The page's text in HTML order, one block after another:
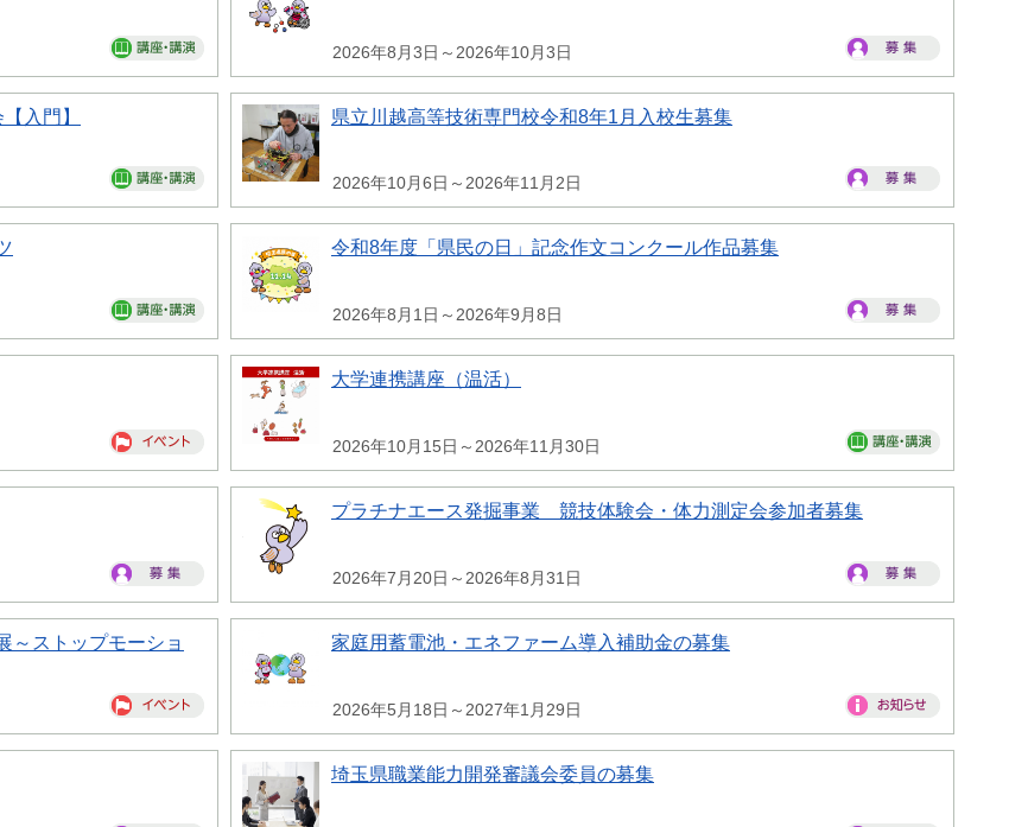
2026年8月3日～2026年10月3日
入門】 県立川越高等技術専門校令和8年1月入校生募集
2026年10月6日～2026年11月2日
令和8年度「県民の日」記念作文コンクール作品募集
2026年8月1日～2026年9月8日
大学連携講座（温活）
2026年10月15日～2026年11月30日
プラチナエース発掘事業 競技体験会・体力測定会参加者募集
2026年7月20日～2026年8月31日
～ストップモーショ
家庭用蓄電池・エネファーム導入補助金の募集
2026年5月18日～2027年1月29日
埼玉県職業能力開発審議会委員の募集